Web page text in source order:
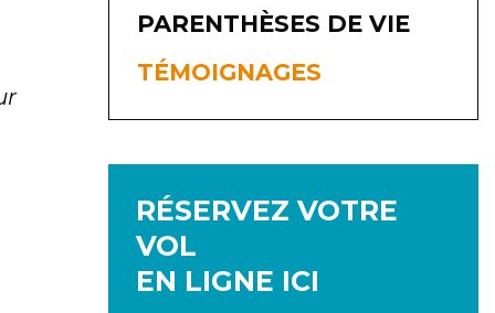
PARENTHÈSES DE VIE
TÉMOIGNAGES
RÉSERVEZ VOTRE
VOL
EN LIGNE ICI